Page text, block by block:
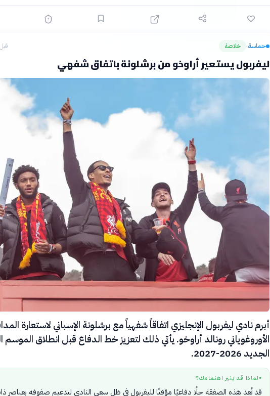
حماسة› خلاصة قبل 5 ساعات
ليفربول يستعير أراوخو من برشلونة باتفاق شفهي
أبرم نادي ليفربول الإنجليزي اتفاقاً شفهياً مع برشلونة الإسباني لاستعارة
الأوروغوياني رونالد أراوخو. يأتي ذلك لتعزيز خط الدفاع قبل انطلاق الموسم
الجديد 2026-2027.
● لماذا قد يثير اهتمامك؟
قد تُعد هذه الصفقة حلًا دفاعيًا مؤقتًا لليفربول في ظل سعي النادي لتدعيم صفوفه بعناصر